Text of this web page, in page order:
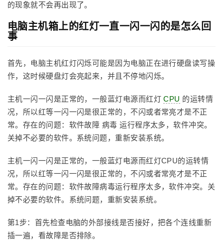
的现象就不会再出现了。
电脑主机箱上的红灯一直一闪一闪的是怎么回
事
首先，电脑主机红灯闪烁可能是因为电脑正在进行硬盘读写操
作，这时候硬盘灯会亮起来，并且不停地闪烁。
主机一闪一闪是正常的，一般蓝灯电源而红灯CPU 的运转情
况，所以红等一闪一闪是很正常的，不闪或者常亮才是不正
常。存在的问题：软件故障 病毒 运行程序太多，软件冲突。
关掉不必要的软件。系统问题，重新安装系统。
主机一闪一闪是正常的，一般蓝灯电源而红灯CPU的运转情
况，所以红等一闪一闪是很正常的，不闪或者常亮才是不正
常。存在的问题：软件故障病毒运行程序太多，软件冲突。关
掉不必要的软件。系统问题，重新安装系统。
第1步：首先检查电脑的外部接线是否接好，把各个连线重新
插一遍，看故障是否排除。